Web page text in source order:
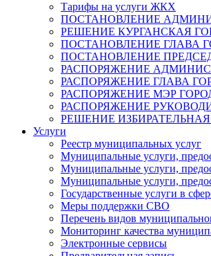
Тарифы на услуги ЖКХ
ПОСТАНОВЛЕНИЕ
РЕШЕНИЕ КУРГАНСКАЯ
ПОСТАНОВЛЕНИЕ ГЛАВА
ПОСТАНОВЛЕНИЕ
РАСПОРЯЖЕНИЕ
РАСПОРЯЖЕНИЕ ГЛАВА
РАСПОРЯЖЕНИЕ МЭР
РАСПОРЯЖЕНИЕ
РЕШЕНИЕ
Услуги
Реестр муниципальных услуг
Муниципальные услуги,
Муниципальные услуги,
Муниципальные услуги,
Государственные услуги в
Меры поддержки СВО
Перечень видов
Мониторинг качества
Электронные сервисы